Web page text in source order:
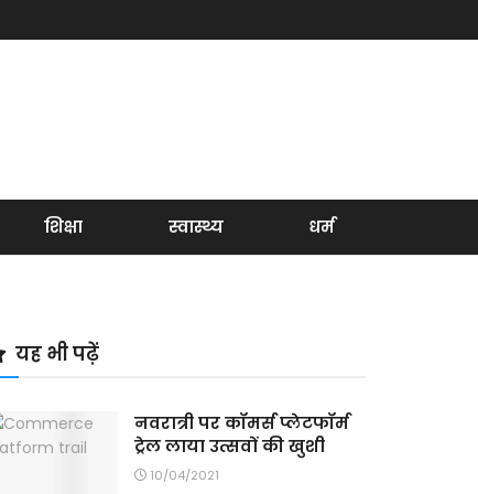
शिक्षा स्वास्थ्य धर्म
यह भी पढ़ें
नवरात्री पर कॉमर्स प्लेटफॉर्म
ट्रेल लाया उत्सवों की खुशी
10/04/2021